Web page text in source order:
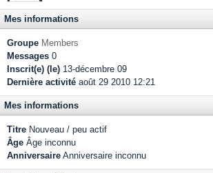
Mes informations
Groupe Members
Messages 0
Inscrit(e) (le) 13-décembre 09
Dernière activité août 29 2010 12:21
Mes informations
Titre Nouveau / peu actif
Âge Âge inconnu
Anniversaire Anniversaire inconnu